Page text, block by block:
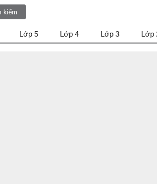
Lớp 5 Lớp 4 Lớp 3 Lớp